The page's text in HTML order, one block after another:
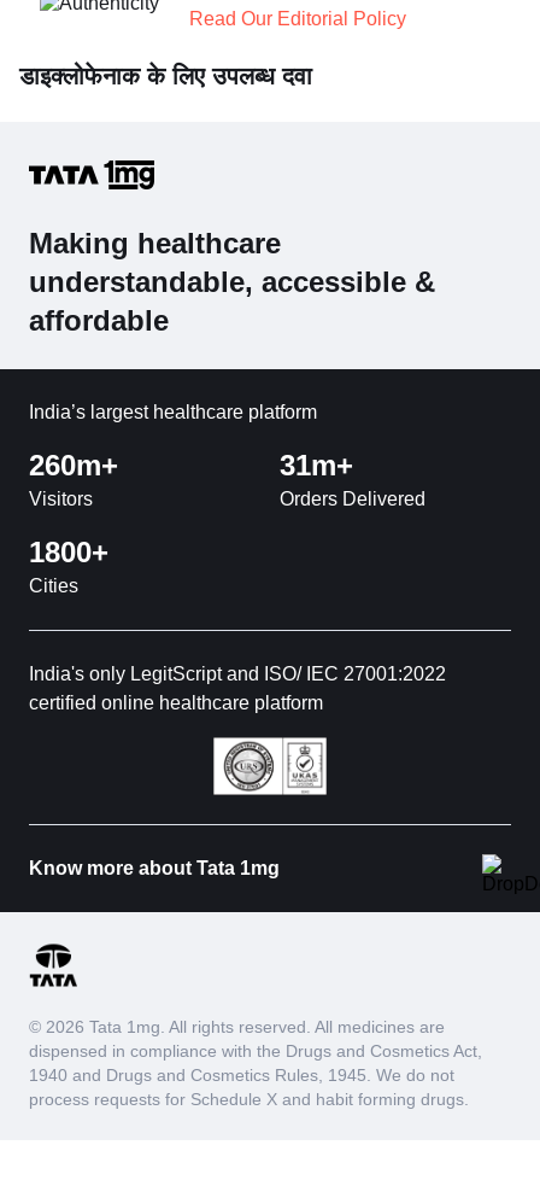
Read Our Editorial Policy
डाइक्लोफेनाक के लिए उपलब्ध दवा
Making healthcare
understandable, accessible &
affordable
India’s largest healthcare platform
260m+
Visitors
31m+
Orders Delivered
1800+
Cities
India's only LegitScript and ISO/ IEC 27001:2022
certified online healthcare platform
Know more about Tata 1mg
© 2026 Tata 1mg. All rights reserved. All medicines are
dispensed in compliance with the Drugs and Cosmetics Act,
1940 and Drugs and Cosmetics Rules, 1945. We do not
process requests for Schedule X and habit forming drugs.